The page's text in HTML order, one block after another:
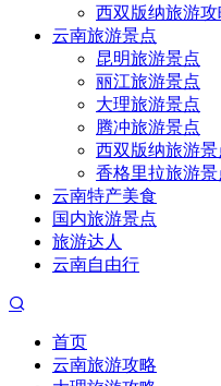
西双版纳旅游攻
云南旅游景点
昆明旅游景点
丽江旅游景点
大理旅游景点
腾冲旅游景点
西双版纳旅游景
香格里拉旅游景
云南特产美食
国内旅游景点
旅游达人
云南自由行
首页
云南旅游攻略